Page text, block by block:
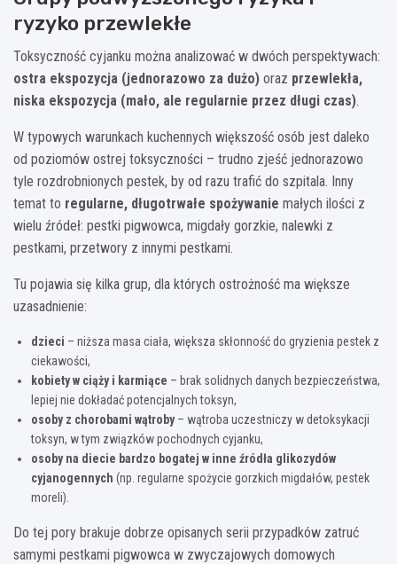
ryzyko przewlekłe
Toksyczność cyjanku można analizować w dwóch perspektywach:
ostra ekspozycja (jednorazowo za dużo) oraz przewlekła,
niska ekspozycja (mało, ale regularnie przez długi czas).
W typowych warunkach kuchennych większość osób jest daleko
od poziomów ostrej toksyczności – trudno zjeść jednorazowo
tyle rozdrobnionych pestek, by od razu trafić do szpitala. Inny
temat to regularne, długotrwałe spożywanie małych ilości z
wielu źródeł: pestki pigwowca, migdały gorzkie, nalewki z
pestkami, przetwory z innymi pestkami.
Tu pojawia się kilka grup, dla których ostrożność ma większe
uzasadnienie:
dzieci – niższa masa ciała, większa skłonność do gryzienia pestek z
ciekawości,
kobiety w ciąży i karmiące – brak solidnych danych bezpieczeństwa,
lepiej nie dokładać potencjalnych toksyn,
osoby z chorobami wątroby– wątroba uczestniczy w detoksykacji
toksyn, w tym związków pochodnych cyjanku,
osoby na diecie bardzo bogatej w inne źródła glikozydów
cyjanogennych (np. regularne spożycie gorzkich migdałów, pestek
moreli).
Do tej pory brakuje dobrze opisanych serii przypadków zatruć
samymi pestkami pigwowca w zwyczajowych domowych